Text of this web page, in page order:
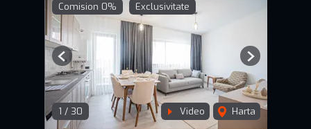
Comision 0% Exclusivitate
1 / 30 Video Harta
Previous Next